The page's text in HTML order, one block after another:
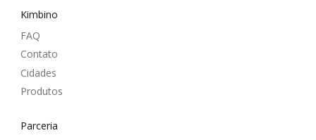
Kimbino
FAQ
Contato
Cidades
Produtos
Parceria